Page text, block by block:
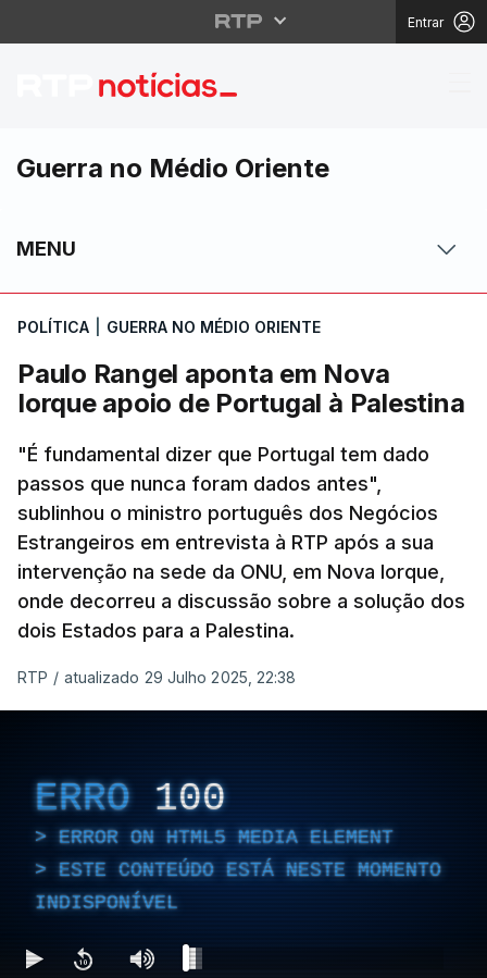
Entrar
Paulo Rangel aponta
Guerra no Médio Oriente
MENU
POLÍTICA GUERRA NO MÉDIO ORIENTE
Paulo Rangel aponta em Nova
Iorque apoio de Portugal à Palestina
"É fundamental dizer que Portugal tem dado
passos que nunca foram dados antes",
sublinhou o ministro português dos Negócios
Estrangeiros em entrevista à RTP após a sua
intervenção na sede da ONU, em Nova Iorque,
onde decorreu a discussão sobre a solução dos
dois Estados para a Palestina.
RTP / atualizado 29 Julho 2025, 22:38
ERRO 100
ERROR ON HTML5 MEDIA ELEMENT
ESTE CONTEÚDO ESTÁ NESTE MOMENTO
INDISPONÍVEL